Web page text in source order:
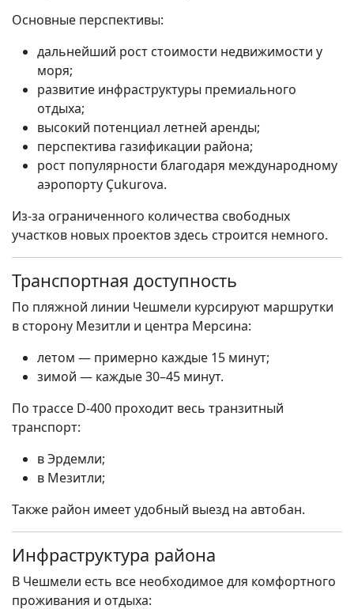
Основные перспективы:
дальнейший рост стоимости недвижимости у
моря;
развитие инфраструктуры премиального
отдыха;
высокий потенциал летней аренды;
перспектива газификации района;
рост популярности благодаря международному
аэропорту Çukurova.
Из-за ограниченного количества свободных
участков новых проектов здесь строится немного.
Транспортная доступность
По пляжной линии Чешмели курсируют маршрутки
в сторону Мезитли и центра Мерсина:
летом — примерно каждые 15 минут;
зимой — каждые 30–45 минут.
По трассе D-400 проходит весь транзитный
транспорт:
в Эрдемли;
в Мезитли;
Также район имеет удобный выезд на автобан.
Инфраструктура района
В Чешмели есть все необходимое для комфортного
проживания и отдыха: